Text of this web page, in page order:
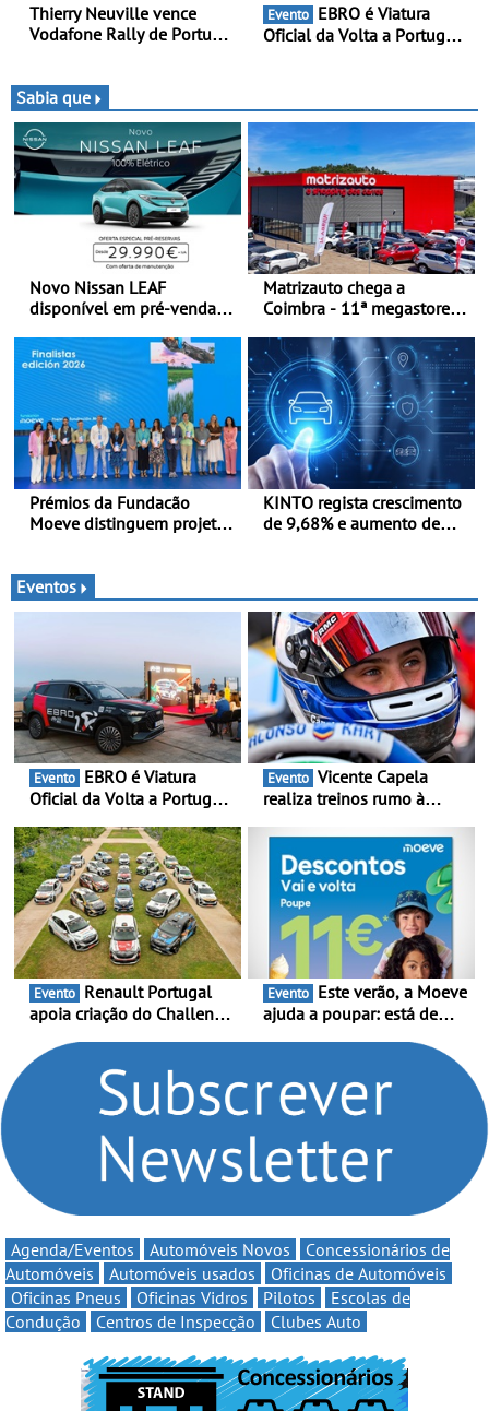
Thierry Neuville vence
Vodafone Rally de Portugal
Evento
Oficial da Volta a Portugal
e leva a sua gama SUV
multi-energia às estradas
de Portugal
Sabia que
Novo Nissan LEAF
disponível em pré-venda a
IVA - Como parte da
campanha exclusiva de
lançamento, os primeiros
clientes beneficiam da
oferta de 3 anos de
manutenção incluída
Matrizauto chega a
Coimbra - 11ª megastore
na Região Centro
Prémios da Fundacão
Moeve distinguem projeto
transição ecológica justa
KINTO regista crescimento
de 9,68% e aumento de
Eventos
Evento
Oficial da Volta a Portugal
presença nacional ao lado
da mítica prova de ciclismo
e leva a sua gama SUV
multi-energia às estradas
de Portugal
Evento
realiza treinos rumo à
Portugal Karting e mira boa
estreia - O Campeonato
Portugal Karting 2026
decorre entre 1 de Março e
6 de Setembro
Evento
apoia criação do Challenge
compromisso com o
automobilismo nacional
continua em 2026
Evento
ajuda a poupar: está de
Volta” com descontos de
Agenda/Eventos Automóveis Novos
Concessionários de
Automóveis
Automóveis usados
Oficinas de Automóveis
Oficinas Pneus
Oficinas Vidros Pilotos
Escolas de
Condução
Centros de Inspecção Clubes Auto